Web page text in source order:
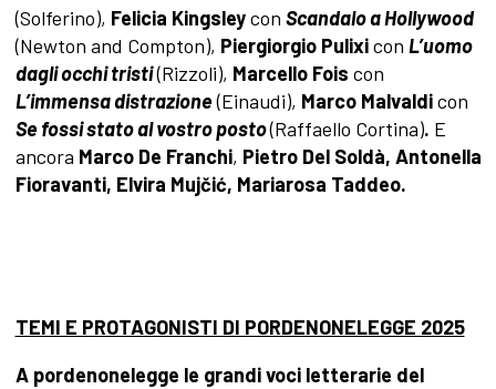
(Solferino), Felicia Kingsleycon Scandalo a Hollywood
(Newton and Compton), Piergiorgio Pulixicon L’uomo
dagli occhi tristi(Rizzoli), Marcello Fois con
L’immensa distrazione(Einaudi), Marco Malvaldicon
Se fossi stato al vostro posto(Raffaello Cortina). E
ancora Marco De Franchi, Pietro Del Soldà, Antonella
Fioravanti, Elvira Mujčić, Mariarosa Taddeo.
TEMI E PROTAGONISTI DI PORDENONELEGGE 2025
A pordenonelegge le grandi voci letterarie del